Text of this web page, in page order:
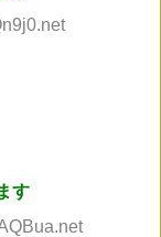
す